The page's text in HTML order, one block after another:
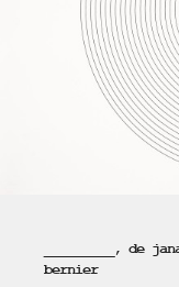
_________, de
bernier